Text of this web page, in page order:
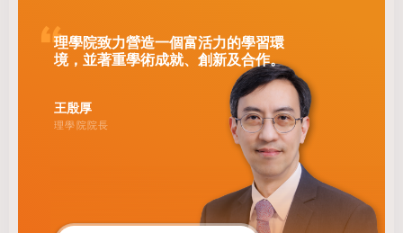
理學院致力營造一個富活力的學習環
境，並著重學術成就、創新及合作。
王殷厚
理學院院長